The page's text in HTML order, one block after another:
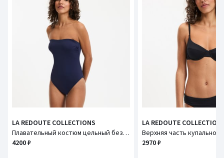
LA REDOUTE COLLECTIONS
Плавательный костюм цельный без бретелй, Essentiel / Эссентьель
4200 ₽
LA REDOUTE
2970 ₽